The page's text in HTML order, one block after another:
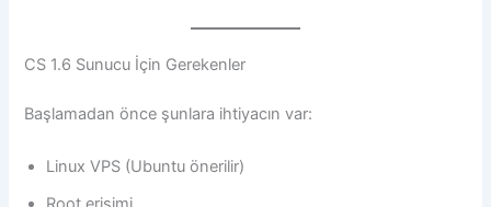
CS 1.6 Sunucu İçin Gerekenler
Başlamadan önce şunlara ihtiyacın var:
Linux VPS (Ubuntu önerilir)